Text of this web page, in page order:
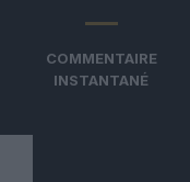
COMMENTAIRE
INSTANTANÉ